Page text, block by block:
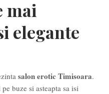
mai
elegante
salon erotic Timisoara.
buze si asteapta sa isi